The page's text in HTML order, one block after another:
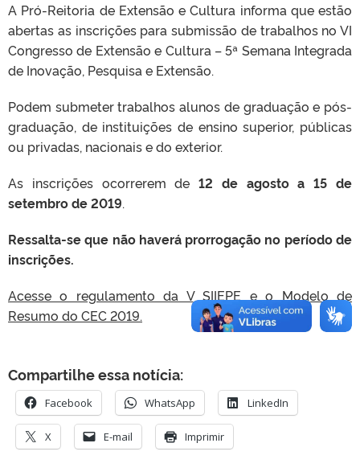
A Pró-Reitoria de Extensão e Cultura informa que estão
abertas as inscrições para submissão de trabalhos no VI
Congresso de Extensão e Cultura – 5ª Semana Integrada
de Inovação, Pesquisa e Extensão.
Podem submeter trabalhos alunos de graduação e pós-
graduação, de instituições de ensino superior, públicas
ou privadas, nacionais e do exterior.
As inscrições ocorrerem de12 de agosto a 15 de
setembro de 2019.
Ressalta-se que não haverá prorrogação no período de
inscrições.
Acesse o regulamento da V SIIEPE e o Modelo de
Resumo do CEC 2019.
Compartilhe essa notícia:
Facebook WhatsApp LinkedIn
X E-mail Imprimir